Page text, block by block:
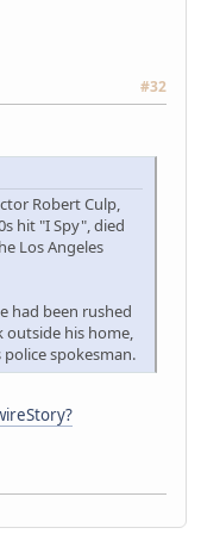
#32
Robert Culp,
hit "I Spy", died
Los Angeles
had been rushed
outside his home,
spokesman.